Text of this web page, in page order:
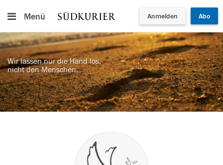
Menü Anmelden Abo
Wir lassen nur die Hand los,
nicht den Menschen.